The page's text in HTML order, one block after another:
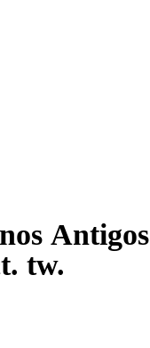
Antigos